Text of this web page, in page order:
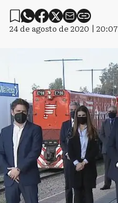
24 de agosto de 2020 | 20:07